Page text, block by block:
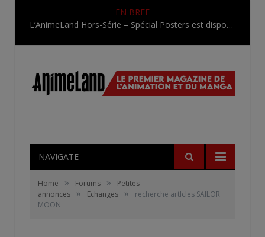
EN BREF
L’AnimeLand Hors-Série – Spécial Posters est disponible !
NAVIGATE
Home » Forums »
Petites
annonces
» Echanges »
recherche artIcles SAILOR
MOON